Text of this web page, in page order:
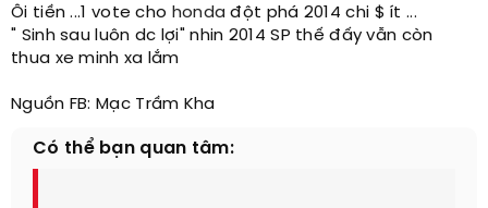
Ôi tiền ...1 vote cho honda đột phá 2014 chi $ ít ...
" Sinh sau luôn dc lợi" nhin 2014 SP thế đấy vẫn còn
thua xe minh xa lắm
Nguồn FB: Mạc Trầm Kha​
Có thể bạn quan tâm: